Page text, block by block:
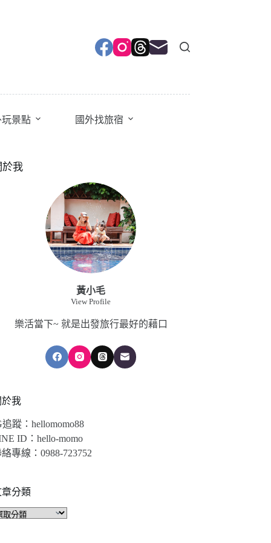
玩景點 國外找旅宿
於我
黃小毛
View Profile
樂活當下~ 就是出發旅行最好的藉口
於我
追蹤：hellomomo88
ID：hello-momo
專線：0988-723752
分類